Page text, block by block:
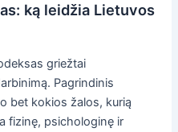
ką leidžia Lietuvos
griežtai
Pagrindinis
bet kokios žalos, kurią
fizinę, psichologinę ir